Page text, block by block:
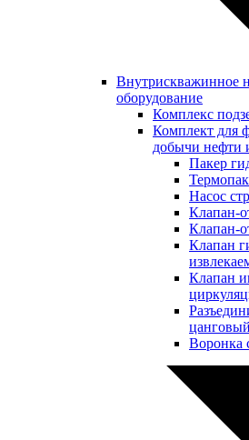
Внутрискважинное
оборудование
Комплекс
Комплект для
добычи нефти
Пакер
Насос
Клапан-
Клапан-
Клапан
Клапан
цанговый
Воронка